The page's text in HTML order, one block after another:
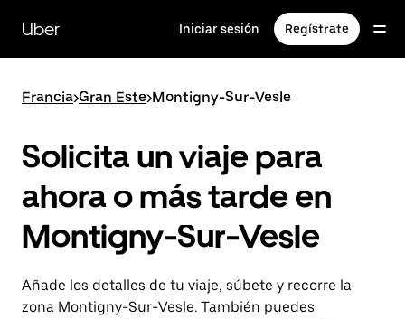
contenido
principal
Uber Iniciar sesión Regístrate
Francia>Gran Este>Montigny-Sur-Vesle
Solicita un viaje para
ahora o más tarde en
Montigny-Sur-Vesle
Añade los detalles de tu viaje, súbete y recorre la
zona Montigny-Sur-Vesle. También puedes